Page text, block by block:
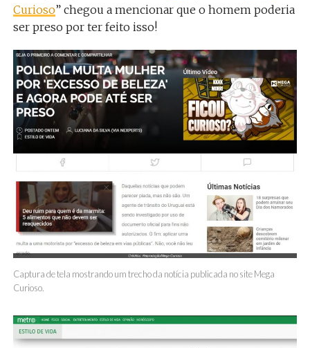
Curioso” chegou a mencionar que o homem poderia
ser preso por ter feito isso!
Captura de tela mostrando um trecho da notícia publicada no site Mega
Curioso.